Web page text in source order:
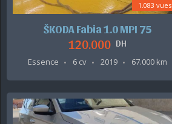
1.083 vues
ŠKODA Fabia 1.0 MPI 75
120.000 DH
Essence
6 cv 2019 67.000 km